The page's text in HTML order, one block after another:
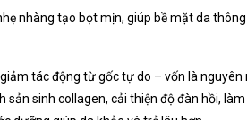
nhàng tạo bọt mịn, giúp bề mặt da
tác động từ gốc tự do – vốn là nguyên
sinh collagen, cải thiện độ đàn hồi,